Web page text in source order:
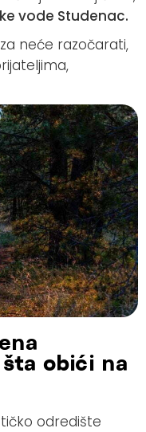
vode Studenac.
neće razočarati,
obići na
odredište